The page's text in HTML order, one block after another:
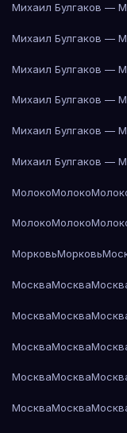
Михаил Булгаков —
Михаил Булгаков —
Михаил Булгаков —
Михаил Булгаков —
Михаил Булгаков —
Михаил Булгаков —
МолокоМолоко
МолокоМолоко
МорковьМорковь
МоскваМосква
МоскваМосква
МоскваМосква
МоскваМосква
МоскваМосква